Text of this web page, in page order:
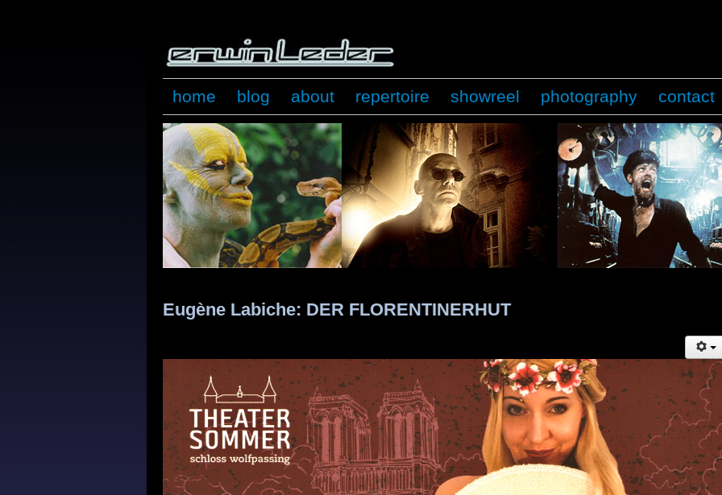
home blog about repertoire showreel photography contact
Eugène Labiche: DER FLORENTINERHUT